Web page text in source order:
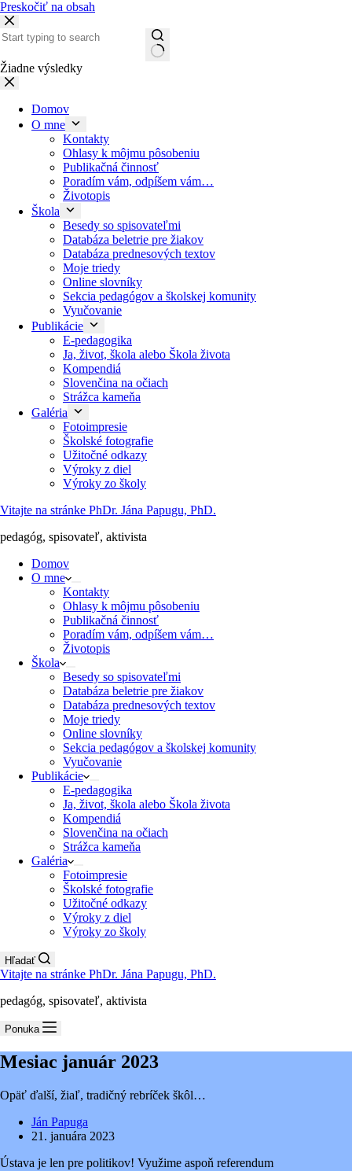
Preskočiť na obsah
Žiadne výsledky
Domov
O mne
Kontakty
Ohlasy k môjmu pôsobeniu
Publikačná činnosť
Poradím vám, odpíšem vám…
Životopis
Škola
Besedy so spisovateľmi
Databáza beletrie pre žiakov
Databáza prednesových textov
Moje triedy
Online slovníky
Sekcia pedagógov a školskej komunity
Vyučovanie
Publikácie
E-pedagogika
Ja, život, škola alebo Škola života
Kompendiá
Slovenčina na očiach
Strážca kameňa
Galéria
Fotoimpresie
Školské fotografie
Užitočné odkazy
Výroky z diel
Výroky zo školy
Vitajte na stránke PhDr. Jána Papugu, PhD.
pedagóg, spisovateľ, aktivista
Domov
O mne
Kontakty
Ohlasy k môjmu pôsobeniu
Publikačná činnosť
Poradím vám, odpíšem vám…
Životopis
Škola
Besedy so spisovateľmi
Databáza beletrie pre žiakov
Databáza prednesových textov
Moje triedy
Online slovníky
Sekcia pedagógov a školskej komunity
Vyučovanie
Publikácie
E-pedagogika
Ja, život, škola alebo Škola života
Kompendiá
Slovenčina na očiach
Strážca kameňa
Galéria
Fotoimpresie
Školské fotografie
Užitočné odkazy
Výroky z diel
Výroky zo školy
Hľadať
Vitajte na stránke PhDr. Jána Papugu, PhD.
pedagóg, spisovateľ, aktivista
Ponuka
Mesiac január 2023
Opäť ďalší, žiaľ, tradičný rebríček škôl…
Ján Papuga
21. januára 2023
Ústava je len pre politikov! Využime aspoň referendum